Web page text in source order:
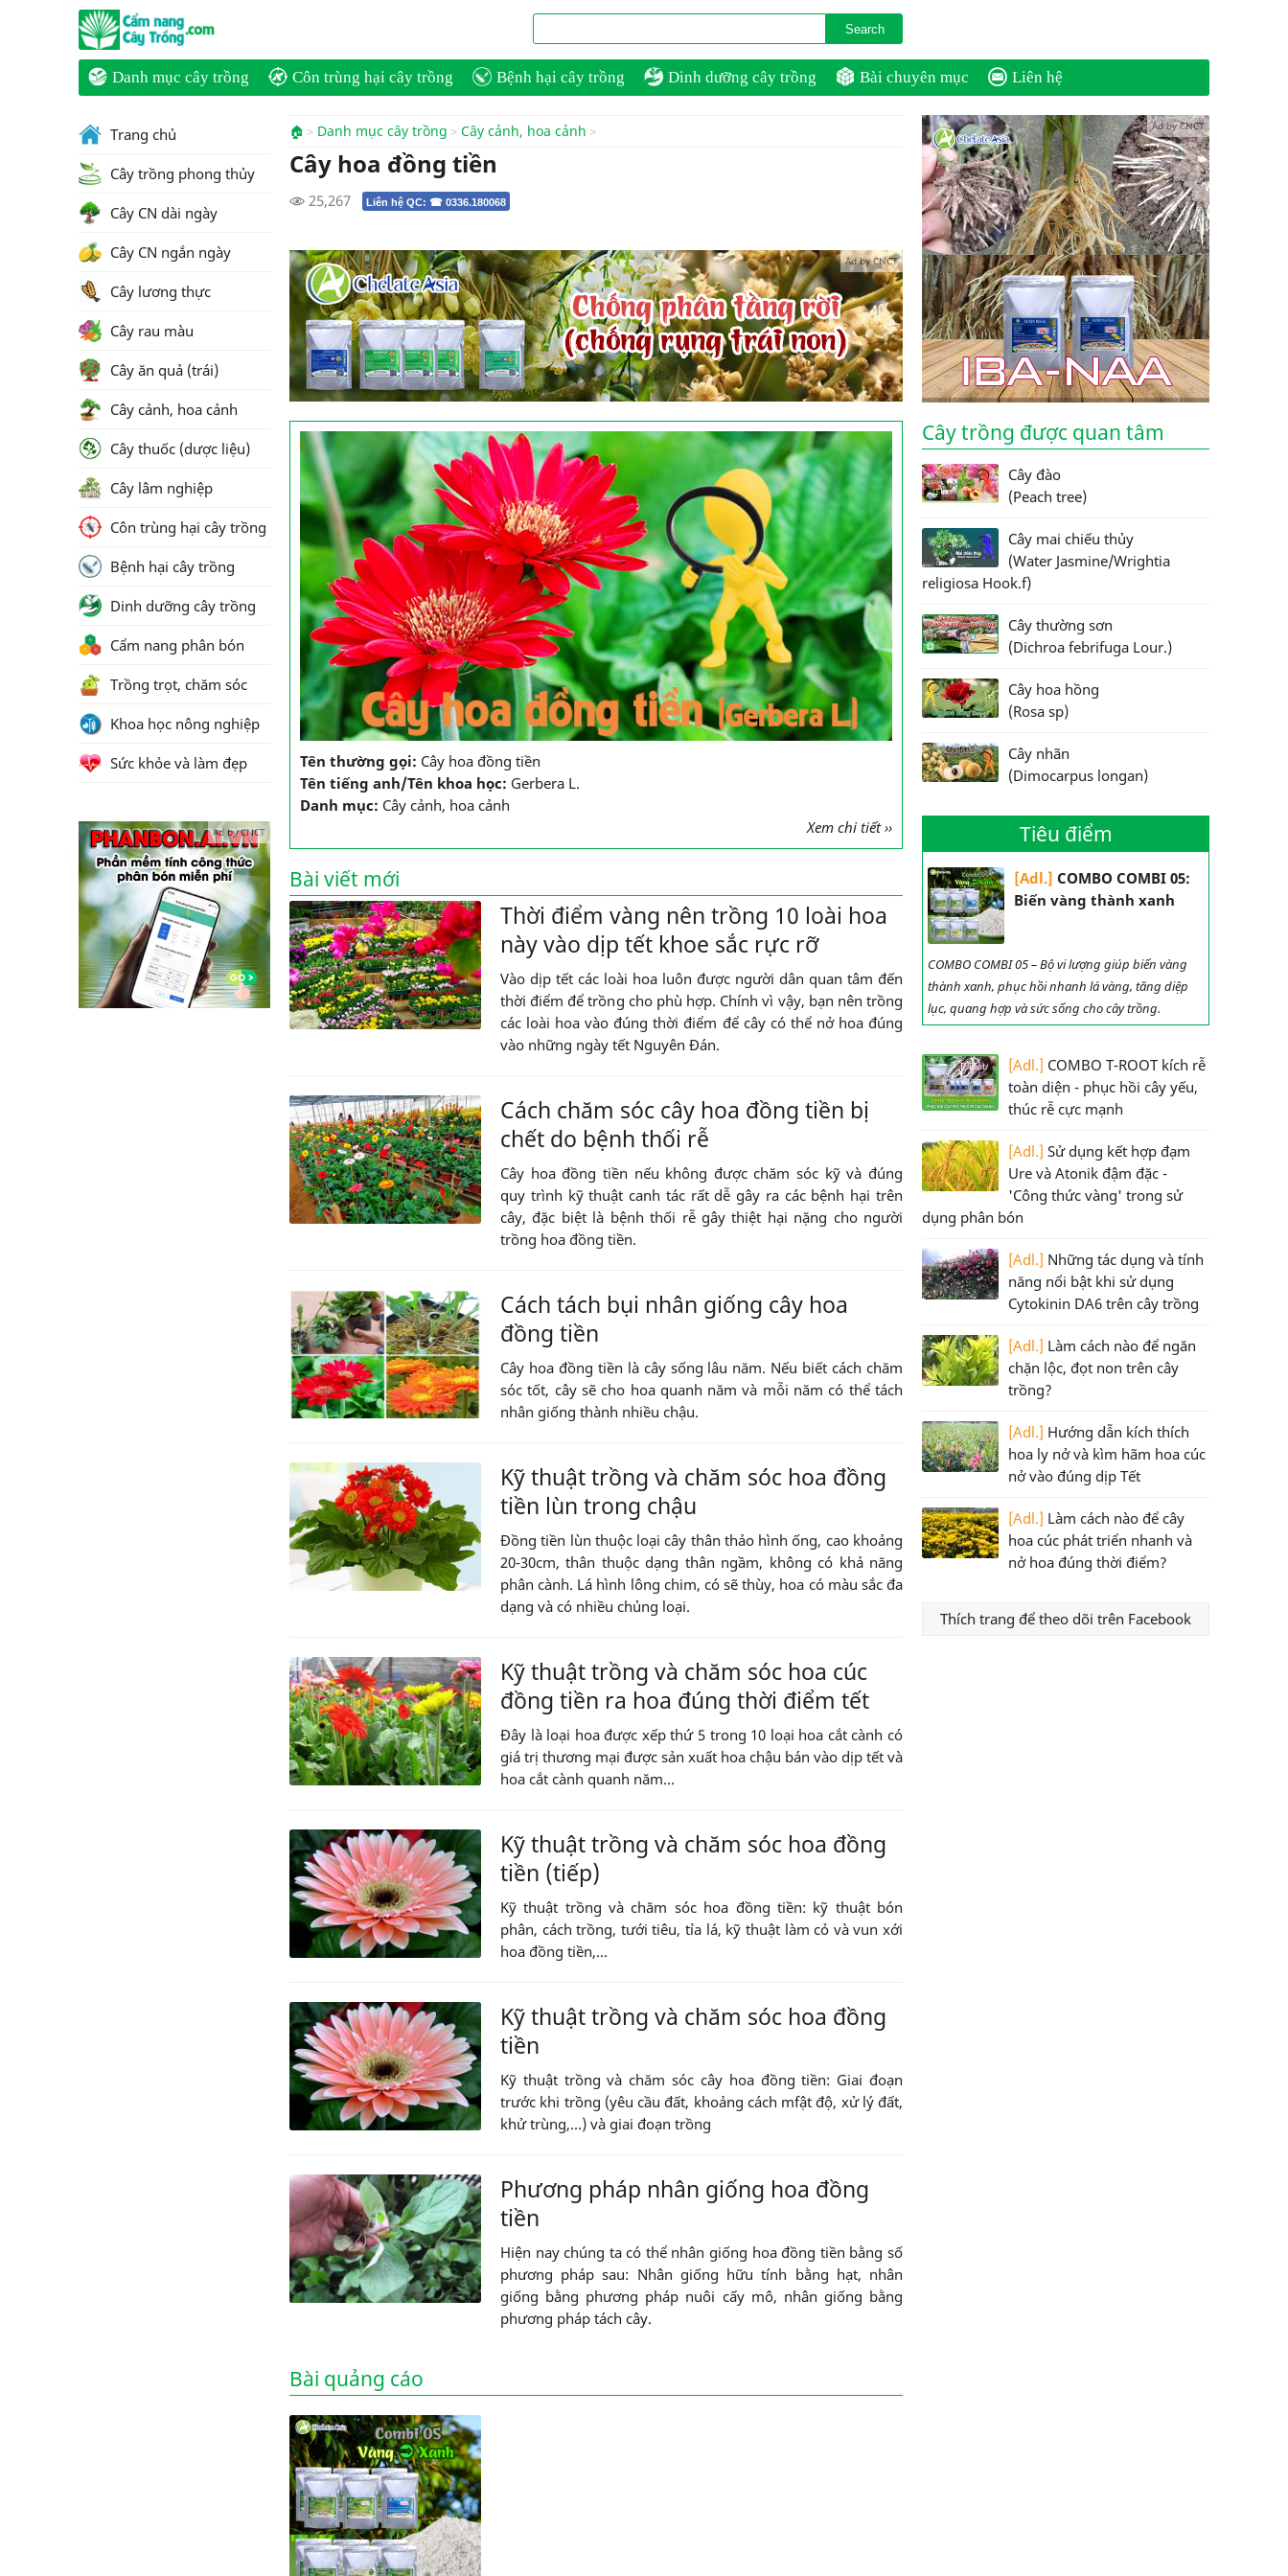
Danh mục cây trồng Côn trùng hại cây trồng Bệnh hại cây trồng Dinh dưỡng cây trồng Bài chuyên mục Liên hệ
🏠 Danh mục cây trồng Cây cảnh, hoa cảnh
Cây hoa đồng tiền
25,267 Liên hệ QC: ☎ 0336.180068
Ad by CNCT
Tên thường gọi: Cây hoa đồng tiền
Tên tiếng anh/Tên khoa học: Gerbera L.
Danh mục: Cây cảnh, hoa cảnh
Xem chi tiết ››
Bài viết mới
Thời điểm vàng nên trồng 10 loài hoa
này vào dịp tết khoe sắc rực rỡ
Vào dịp tết các loài hoa luôn được người dân quan tâm đến
thời điểm để trồng cho phù hợp. Chính vì vậy, bạn nên trồng
các loài hoa vào đúng thời điểm để cây có thể nở hoa đúng
vào những ngày tết Nguyên Đán.
Cách chăm sóc cây hoa đồng tiền bị
chết do bệnh thối rễ
Cây hoa đồng tiền nếu không được chăm sóc kỹ và đúng
quy trình kỹ thuật canh tác rất dễ gây ra các bệnh hại trên
cây, đặc biệt là bệnh thối rễ gây thiệt hại nặng cho người
trồng hoa đồng tiền.
Cách tách bụi nhân giống cây hoa
đồng tiền
Cây hoa đồng tiền là cây sống lâu năm. Nếu biết cách chăm
sóc tốt, cây sẽ cho hoa quanh năm và mỗi năm có thể tách
nhân giống thành nhiều chậu.
Kỹ thuật trồng và chăm sóc hoa đồng
tiền lùn trong chậu
Đồng tiền lùn thuộc loại cây thân thảo hình ống, cao khoảng
20-30cm, thân thuộc dạng thân ngầm, không có khả năng
phân cành. Lá hình lông chim, có sẽ thùy, hoa có màu sắc đa
dạng và có nhiều chủng loại.
Kỹ thuật trồng và chăm sóc hoa cúc
đồng tiền ra hoa đúng thời điểm tết
Đây là loại hoa được xếp thứ 5 trong 10 loại hoa cắt cành có
giá trị thương mại được sản xuất hoa chậu bán vào dịp tết và
hoa cắt cành quanh năm...
Kỹ thuật trồng và chăm sóc hoa đồng
tiền (tiếp)
Kỹ thuật trồng và chăm sóc hoa đồng tiền: kỹ thuật bón
phân, cách trồng, tưới tiêu, tỉa lá, kỹ thuật làm cỏ và vun xới
hoa đồng tiền,...
Kỹ thuật trồng và chăm sóc hoa đồng
tiền
Kỹ thuật trồng và chăm sóc cây hoa đồng tiền: Giai đoạn
trước khi trồng (yêu cầu đất, khoảng cách mfật độ, xử lý đất,
khử trùng,...) và giai đoạn trồng
Phương pháp nhân giống hoa đồng
tiền
Hiện nay chúng ta có thể nhân giống hoa đồng tiền bằng số
phương pháp sau: Nhân giống hữu tính bằng hạt, nhân
giống bằng phương pháp nuôi cấy mô, nhân giống bằng
phương pháp tách cây.
Bài quảng cáo
Ad by CNCT
Cây trồng được quan tâm
Cây đào
(Peach tree)
Cây mai chiếu thủy
(Water Jasmine/Wrightia
religiosa Hook.f)
Cây thường sơn
(Dichroa febrifuga Lour.)
Cây hoa hồng
(Rosa sp)
Cây nhãn
(Dimocarpus longan)
Tiêu điểm
[Adl.] COMBO COMBI 05:
Biến vàng thành xanh
COMBO COMBI 05 – Bộ vi lượng giúp biến vàng
thành xanh, phục hồi nhanh lá vàng, tăng diệp
lục, quang hợp và sức sống cho cây trồng.
[Adl.] COMBO T-ROOT kích rễ
toàn diện - phục hồi cây yếu,
thúc rễ cực mạnh
[Adl.] Sử dụng kết hợp đạm
Ure và Atonik đậm đặc -
'Công thức vàng' trong sử
dụng phân bón
[Adl.] Những tác dụng và tính
năng nổi bật khi sử dụng
Cytokinin DA6 trên cây trồng
[Adl.] Làm cách nào để ngăn
chặn lộc, đọt non trên cây
trồng?
[Adl.] Hướng dẫn kích thích
hoa ly nở và kìm hãm hoa cúc
nở vào đúng dịp Tết
[Adl.] Làm cách nào để cây
hoa cúc phát triển nhanh và
nở hoa đúng thời điểm?
Thích trang để theo dõi trên Facebook
Trang chủ
Cây trồng phong thủy
Cây CN dài ngày
Cây CN ngắn ngày
Cây lương thực
Cây rau màu
Cây ăn quả (trái)
Cây cảnh, hoa cảnh
Cây thuốc (dược liệu)
Cây lâm nghiệp
Côn trùng hại cây trồng
Bệnh hại cây trồng
Dinh dưỡng cây trồng
Cẩm nang phân bón
Trồng trọt, chăm sóc
Khoa học nông nghiệp
Sức khỏe và làm đẹp
Ad by CNCT